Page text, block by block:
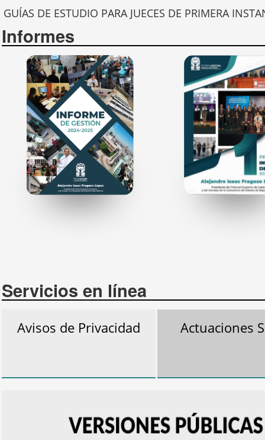
GUÍAS DE ESTUDIO PARA JUECES DE PRIMERA
Informes
Servicios en línea
Avisos de Privacidad Actuaciones